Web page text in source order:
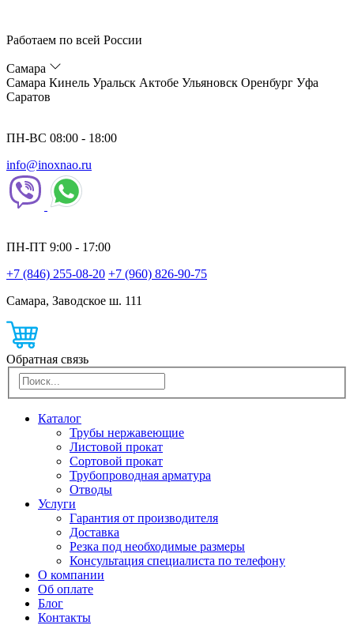
Работаем по всей России
Самара
Самара Кинель Уральск Актобе Ульяновск Оренбург Уфа
Саратов
ПН-ВС 08:00 - 18:00
info@inoxnao.ru
ПН-ПТ 9:00 - 17:00
+7 (846) 255-08-20 +7 (960) 826-90-75
Самара, Заводское ш. 111
Обратная связь
Каталог
Трубы нержавеющие
Листовой прокат
Сортовой прокат
Трубопроводная арматура
Отводы
Услуги
Гарантия от производителя
Доставка
Резка под необходимые размеры
Консультация специалиста по телефону
О компании
Об оплате
Блог
Контакты